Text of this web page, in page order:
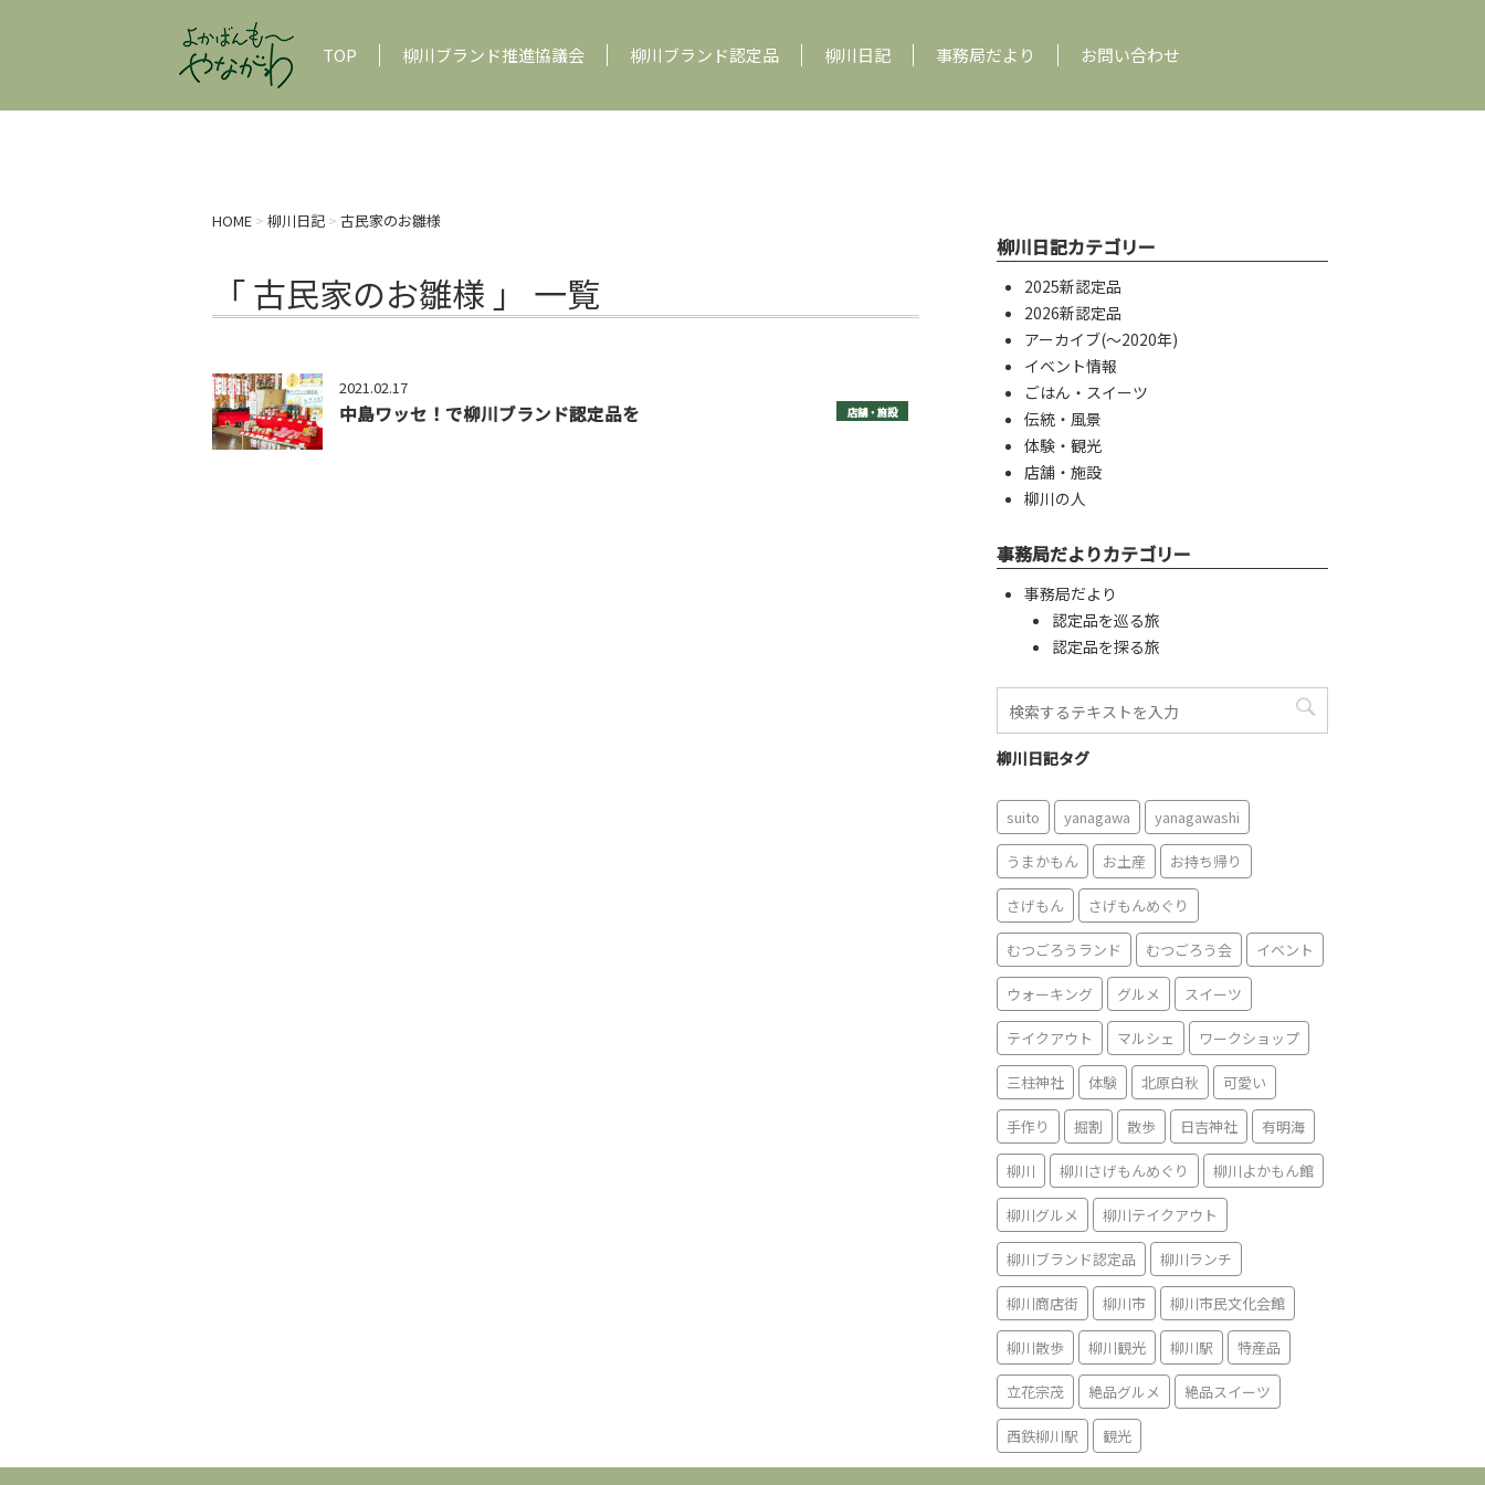
TOP 柳川ブランド推進協議会 柳川ブランド認定品 柳川日記 事務局だより お問い合わせ
HOME > 柳川日記 > 古民家のお雛様
「 古民家のお雛様 」 一覧
2021.02.17
中島ワッセ！で柳川ブランド認定品を 店舗・施設
柳川日記カテゴリー
2025新認定品
2026新認定品
アーカイブ(〜2020年)
イベント情報
ごはん・スイーツ
伝統・風景
体験・観光
店舗・施設
柳川の人
事務局だよりカテゴリー
事務局だより
認定品を巡る旅
認定品を探る旅
柳川日記タグ
suito yanagawa yanagawashi
うまかもん お土産 お持ち帰り
さげもん さげもんめぐり
むつごろうランド むつごろう会 イベント
ウォーキング グルメ スイーツ
テイクアウト マルシェ ワークショップ
三柱神社 体験 北原白秋 可愛い
手作り 掘割 散歩 日吉神社 有明海
柳川 柳川さげもんめぐり 柳川よかもん館
柳川グルメ 柳川テイクアウト
柳川ブランド認定品 柳川ランチ
柳川商店街 柳川市 柳川市民文化会館
柳川散歩 柳川観光 柳川駅 特産品
立花宗茂 絶品グルメ 絶品スイーツ
西鉄柳川駅 観光